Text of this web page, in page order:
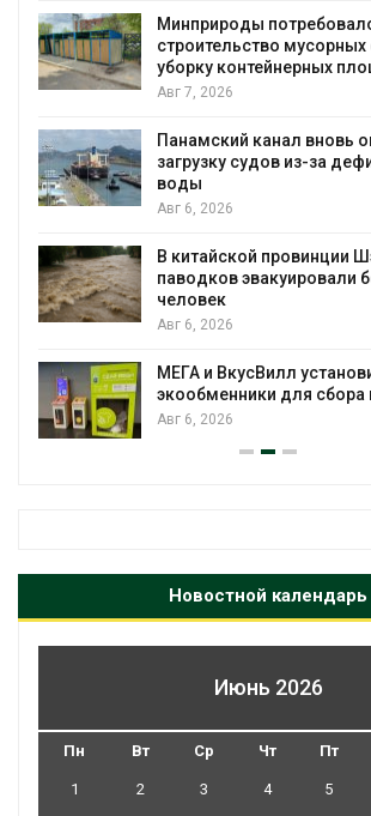
Минприроды
строительство мусорных
уборку контейнерных
Авг 7, 2026
Панамский канал вновь
загрузку судов из-за
воды
Авг 6, 2026
В китайской провинции
паводков эвакуировали
человек
Авг 6, 2026
МЕГА и ВкусВилл
экообменники для сбора
Авг 6, 2026
Новостной календарь
Июнь 2026
Пн Вт Ср Чт Пт
1 2 3 4 5